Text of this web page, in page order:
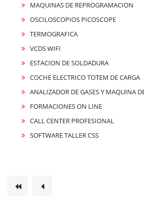
MAQUINAS DE REPROGRAMACION
OSCILOSCOPIOS PICOSCOPE
TERMOGRAFICA
VCDS WIFI
ESTACION DE SOLDADURA
COCHE ELECTRICO TOTEM DE CARGA
ANALIZADOR DE GASES Y MAQUINA
FORMACIONES ON LINE
CALL CENTER PROFESIONAL
SOFTWARE TALLER CSS